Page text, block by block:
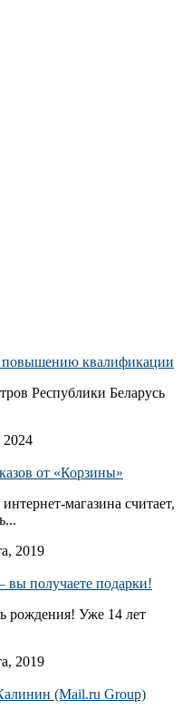
квалификации
Республики Беларусь
2024
от «Корзины»
магазина считает,
2019
вы получаете подарки!
рождения! Уже 14 лет
2019
(Mail.ru Group)